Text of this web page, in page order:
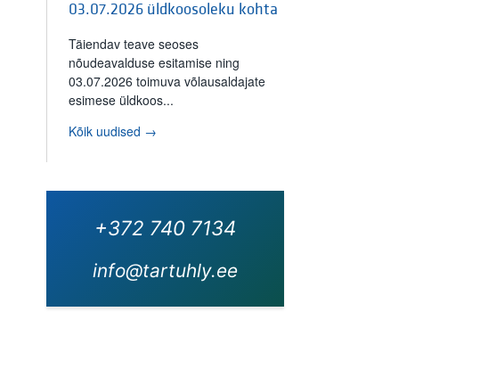
03.07.2026 üldkoosoleku kohta
Täiendav teave seoses
nõudeavalduse esitamise ning
03.07.2026 toimuva võlausaldajate
esimese üldkoos...
Kõik uudised →
+372 740 7134
info@tartuhly.ee